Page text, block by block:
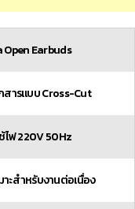
Open Earbuds
สารแบบ Cross-Cut
ไฟ 220V 50Hz
าะสำหรับงานต่อเนื่อง